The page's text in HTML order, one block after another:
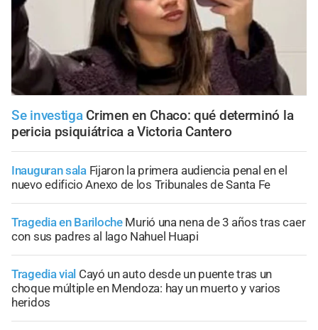
Se investiga Crimen en Chaco: qué determinó la
pericia psiquiátrica a Victoria Cantero
Inauguran sala Fijaron la primera audiencia penal en el
nuevo edificio Anexo de los Tribunales de Santa Fe
Tragedia en Bariloche Murió una nena de 3 años tras caer
con sus padres al lago Nahuel Huapi
Tragedia vial Cayó un auto desde un puente tras un
choque múltiple en Mendoza: hay un muerto y varios
heridos